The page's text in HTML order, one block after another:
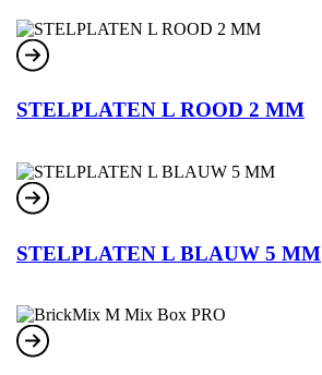
STELPLATEN L ROOD 2 MM
STELPLATEN L BLAUW 5 MM